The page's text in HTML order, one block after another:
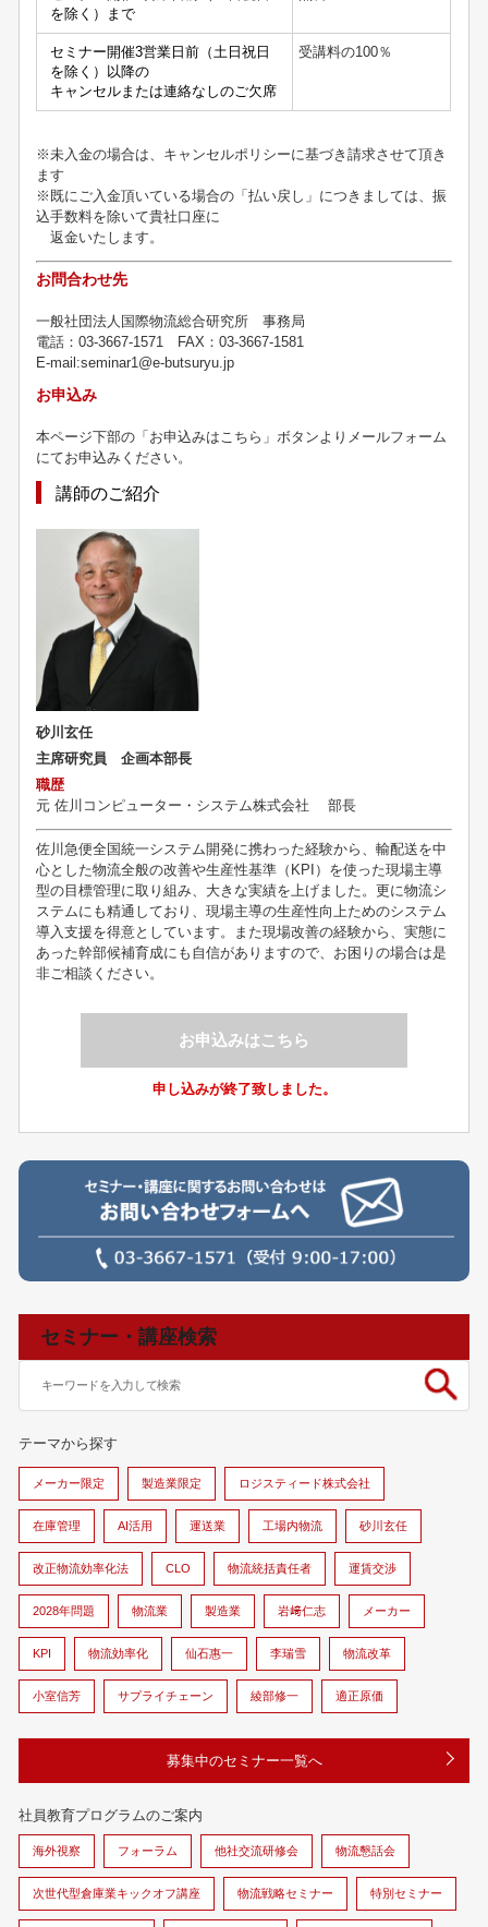
を除く）まで
セミナー開催3営業日前（土日祝日
を除く）以降の
キャンセルまたは連絡なしのご欠席
受講料の100％
※未入金の場合は、キャンセルポリシーに基づき請求させて頂き
ます
※既にご入金頂いている場合の「払い戻し」につきましては、振
込手数料を除いて貴社口座に
返金いたします。
お問合わせ先
一般社団法人国際物流総合研究所 事務局
電話：03-3667-1571 FAX：03-3667-1581
E-mail:seminar1@e-butsuryu.jp
お申込み
本ページ下部の「お申込みはこちら」ボタンよりメールフォーム
にてお申込みください。
講師のご紹介
砂川玄任
主席研究員 企画本部長
職歴
元 佐川コンピューター・システム株式会社 部長
佐川急便全国統一システム開発に携わった経験から、輸配送を中
心とした物流全般の改善や生産性基準（KPI）を使った現場主導
型の目標管理に取り組み、大きな実績を上げました。更に物流シ
ステムにも精通しており、現場主導の生産性向上ためのシステム
導入支援を得意としています。また現場改善の経験から、実態に
あった幹部候補育成にも自信がありますので、お困りの場合は是
非ご相談ください。
お申込みはこちら
申し込みが終了致しました。
セミナー・講座検索
テーマから探す
メーカー限定 製造業限定 ロジスティード株式会社
在庫管理 AI活用 運送業 工場内物流 砂川玄任
改正物流効率化法 CLO 物流統括責任者 運賃交渉
2028年問題 物流業 製造業 岩﨑仁志 メーカー
KPI 物流効率化 仙石惠一 李瑞雪 物流改革
小室信芳 サプライチェーン 綾部修一 適正原価
募集中のセミナー一覧へ
社員教育プログラムのご案内
海外視察 フォーラム 他社交流研修会 物流懇話会
次世代型倉庫業キックオフ講座 物流戦略セミナー 特別セミナー